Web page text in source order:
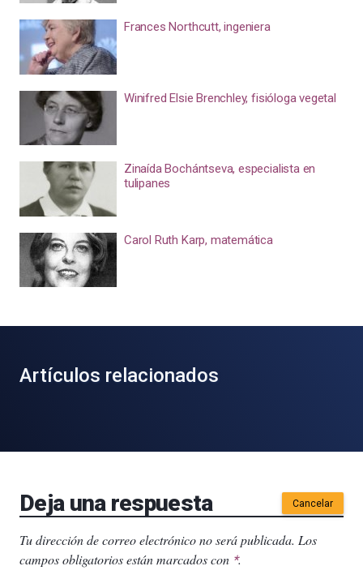
Frances Northcutt, ingeniera
Winifred Elsie Brenchley, fisióloga vegetal
Zinaída Bochántseva, especialista en
tulipanes
Carol Ruth Karp, matemática
Artículos relacionados
Deja una respuesta Cancelar
Tu dirección de correo electrónico no será publicada. Los
campos obligatorios están marcados con *.